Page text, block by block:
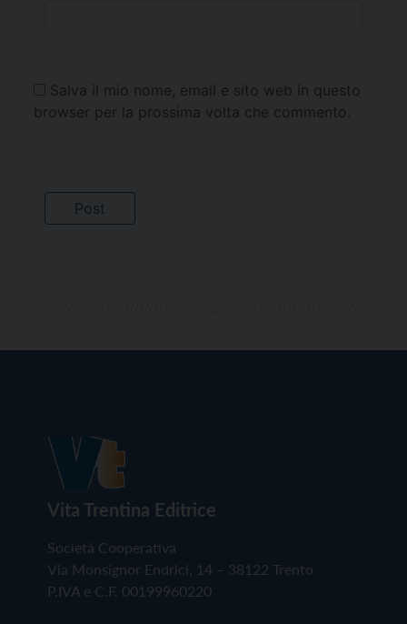
Salva il mio nome, email e sito web in questo
browser per la prossima volta che commento.
Vita Trentina Editrice
Società Cooperativa
Via Monsignor Endrici, 14 – 38122 Trento
P.IVA e C.F. 00199960220